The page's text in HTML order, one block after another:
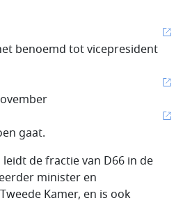
benoemd tot vicepresident
gaat.
de fractie van D66 in de
minister en
Kamer, en is ook